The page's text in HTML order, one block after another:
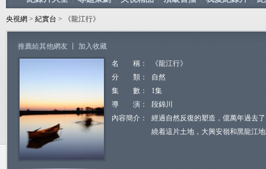
央視網 > 紀實台 > 《龍江行》
推薦給其他網友 加入收藏
名 稱：
《龍江行》
分 類：
自然
集 數：
1集
導 演：
段錦川
內容簡介：
經過自然反復的塑造，億萬年過去
繞着這片土地，大興安嶺和黑龍江